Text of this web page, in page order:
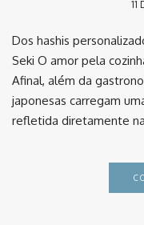
11
Dos hashis
Seki O amor pela
Afinal, além da
japonesas carregam
refletida diretamente